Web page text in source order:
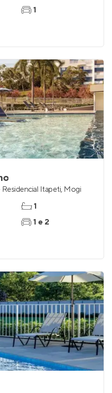
1
Itapeti, Mogi
1
1 e 2